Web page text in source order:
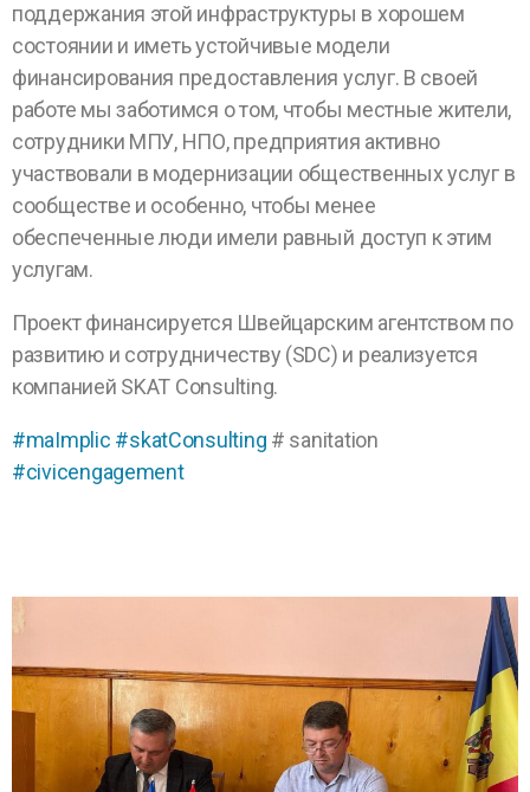
поддержания этой инфраструктуры в хорошем
состоянии и иметь устойчивые модели
финансирования предоставления услуг. В своей
работе мы заботимся о том, чтобы местные жители,
сотрудники МПУ, НПО, предприятия активно
участвовали в модернизации общественных услуг в
сообществе и особенно, чтобы менее
обеспеченные люди имели равный доступ к этим
услугам.
Проект финансируется Швейцарским агентством по
развитию и сотрудничеству (SDC) и реализуется
компанией SKAT Consulting.
#maImplic #skatConsulting # sanitation
#civicengagement